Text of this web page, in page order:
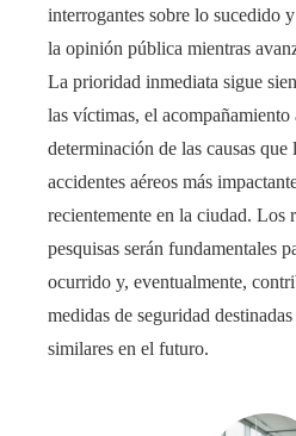
interrogantes sobre lo sucedido
la opinión pública mientras
La prioridad inmediata sigue
las víctimas, el acompañamiento
determinación de las causas
accidentes aéreos más
recientemente en la ciudad. Los
pesquisas serán fundamentales
ocurrido y, eventualmente,
medidas de seguridad
similares en el futuro.